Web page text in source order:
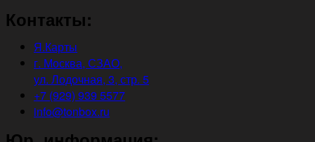
Контакты:
Я.Карты
г. Москва, СЗАО,
ул. Лодочная, 3, стр. 5
+7 (929) 939 5577
info@tonbox.ru